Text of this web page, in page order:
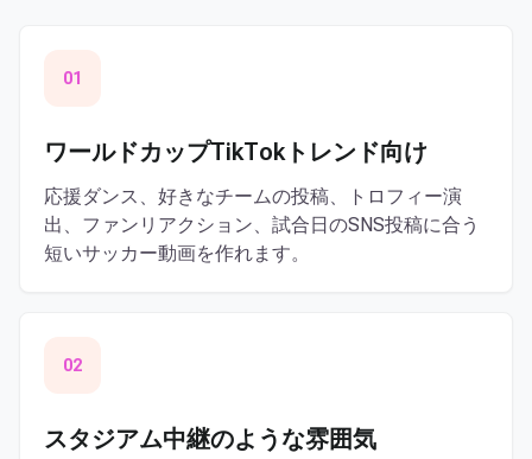
01
ワールドカップTikTokトレンド向け
応援ダンス、好きなチームの投稿、トロフィー演
出、ファンリアクション、試合日のSNS投稿に合う
短いサッカー動画を作れます。
02
スタジアム中継のような雰囲気